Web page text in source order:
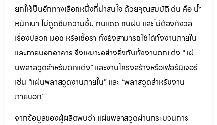
ยกให้เป็นอีกทางเลือกหนึ่งที่น่าสนใจ ด้วยคุณสมบัติเด่น คือ น้ำ
หนักเบา ไม่ดูดซึมความชื้น ทนแดด ทนฝน และไม่ต้องกังวล
เรื่องปลวก มอด หรือเชื้อรา ทั้งยังสามารถใช้ได้ทั้งงานภายใน
และภายนอกอาคาร จึงเหมาะอย่างยิ่งกับทั้งงานตกแต่ง “แผ่
นพลาสวูดสำหรับตกแต่ง” และงานโครงสร้างหรือเฟอร์นิเจอร์
เช่น “แผ่นพลาสวูดงานภายใน” และ “พลาสวูดสำหรับงาน
ภายนอก”
จากข้อมูลของผู้ผลิตพบว่า แผ่นพลาสวูดผ่านกระบวนการ